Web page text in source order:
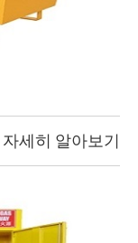
자세히 알아보기